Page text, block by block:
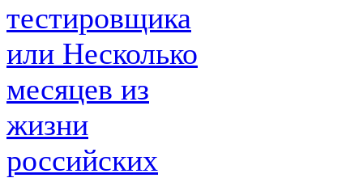
тестировщика
или Несколько
месяцев из
жизни
российских